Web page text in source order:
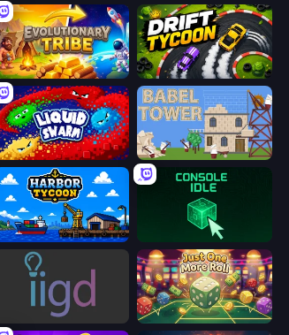
Evolutionary Tribe Drift Tycoon
Liquid Swarm Babel Tower
Harbor Tycoon
Idle Idle Gamedev Just One More Roll